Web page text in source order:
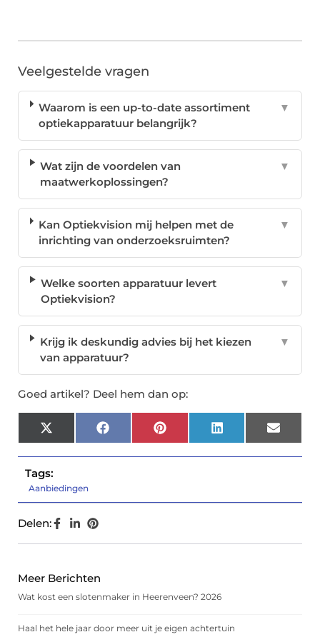
Veelgestelde vragen
Waarom is een up-to-date assortiment
optiekapparatuur belangrijk?
▼
Wat zijn de voordelen van
maatwerkoplossingen?
▼
Kan Optiekvision mij helpen met de
inrichting van onderzoeksruimten?
▼
Welke soorten apparatuur levert
Optiekvision?
▼
Krijg ik deskundig advies bij het kiezen
van apparatuur?
▼
Goed artikel? Deel hem dan op:
X
(Twitter)
FacebookPinterest LinkedIn Email
Tags:
Aanbiedingen
Delen:
Meer Berichten
Wat kost een slotenmaker in Heerenveen? 2026
Haal het hele jaar door meer uit je eigen achtertuin